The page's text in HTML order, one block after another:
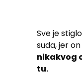
Sve je
suda, jer on
nikakvog
tu.